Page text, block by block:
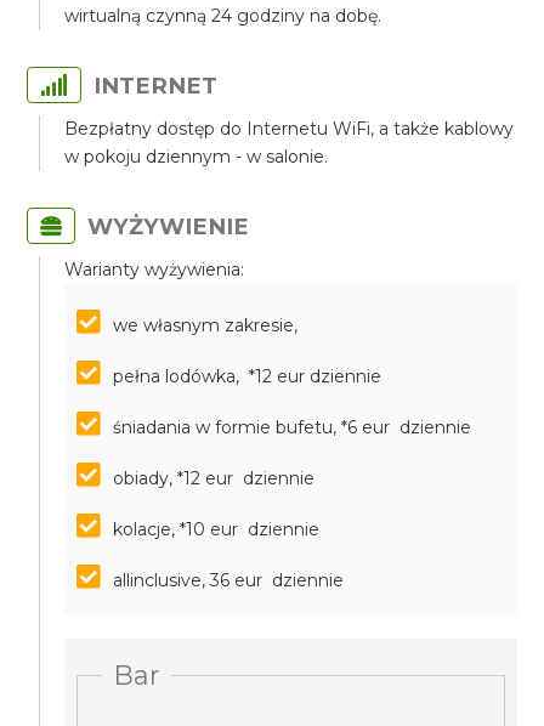
wirtualną czynną 24 godziny na dobę.
INTERNET
Bezpłatny dostęp do Internetu WiFi, a także kablowy
w pokoju dziennym - w salonie.
WYŻYWIENIE
Warianty wyżywienia:
we własnym zakresie,
pełna lodówka, *12 eur dziennie
śniadania w formie bufetu, *6 eur dziennie
obiady, *12 eur dziennie
kolacje, *10 eur dziennie
allinclusive, 36 eur dziennie
Bar